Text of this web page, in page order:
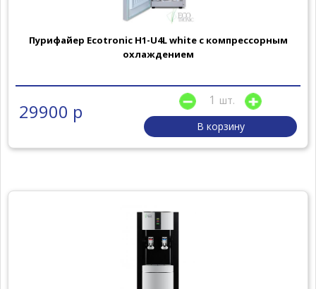
Пурифайер Ecotronic H1-U4L white с компрессорным
охлаждением
29900 р
шт.
В корзину